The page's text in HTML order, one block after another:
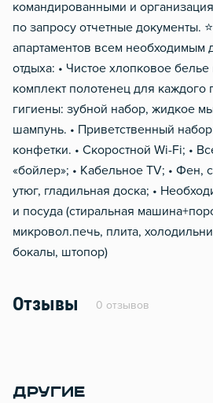
командированными и
по запросу отчетные документы.
апартаментов всем необходимым
отдыха: • Чистое хлопковое
комплект полотенец для каждого
гигиены: зубной набор, жидкое
шампунь. • Приветственный
конфетки. • Скоростной Wi-Fi; •
«бойлер»; • Кабельное TV; • Фен,
утюг, гладильная доска; •
и посуда (стиральная
микровол.печь, плита,
бокалы, штопор)
Отзывы 0 отзывов
ДРУГИЕ